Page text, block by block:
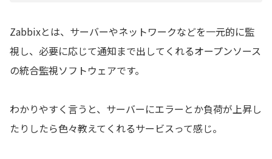
Zabbixとは、サーバーやネットワークなどを一元的に監
視し、必要に応じて通知まで出してくれるオープンソース
の統合監視ソフトウェアです。
わかりやすく言うと、サーバーにエラーとか負荷が上昇し
たりしたら色々教えてくれるサービスって感じ。